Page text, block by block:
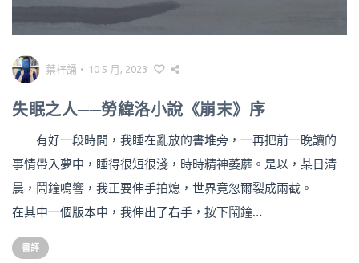
葉梓誦 • 10 5 月, 2023
失眠之人──勞緯洛小說《崩末》序
有好一段時間，我睡在亂放的書堆旁，一再把前一晚讀的
事情帶入夢中，睡得很短很淺，時時精神萎蘼。是以，某日清
晨，鬧鐘鳴響，我正要伸手拍熄，世界竟忽爾裂成兩截。
在其中一個版本中，我伸出了右手，按下鬧鐘…
書評